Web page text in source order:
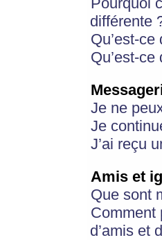
différente
Qu’est-ce
Qu’est-ce
Je ne
Je
J’ai reçu
Amis et
Que sont
Comment
d’amis et